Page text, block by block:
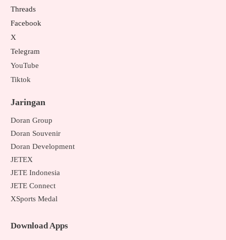
Threads
Facebook
X
Telegram
YouTube
Tiktok
Jaringan
Doran Group
Doran Souvenir
Doran Development
JETEX
JETE Indonesia
JETE Connect
XSports Medal
Download Apps